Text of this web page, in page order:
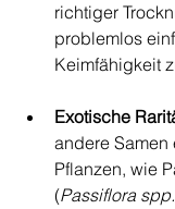
richtiger
problemlos
Keimfähigkeit
Exotische
andere Samen
Pflanzen, wie
(Passiflora spp.